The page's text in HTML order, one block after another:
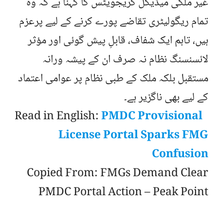
تمام ریگولیٹری تقاضے پورے کرنے کے لیے پرعزم
ہیں، تاہم ایک شفاف، قابلِ پیش گوئی اور مؤثر
لائسنسنگ نظام نہ صرف ان کے پیشہ ورانہ
مستقبل بلکہ ملک کے طبی نظام پر عوامی اعتماد
کے لیے بھی ناگزیر ہے۔
Read in English:PMDC Provisional
License Portal Sparks FMG
Confusion
Copied From:FMGs Demand Clear
PMDC Portal Action – Peak Point